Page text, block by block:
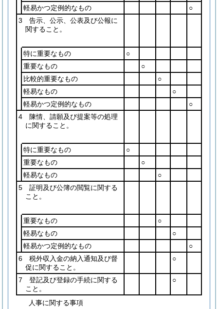
軽易かつ定例的なもの
○
3 告示、公示、公表及び公報に
関すること。
特に重要なもの
○
重要なもの
○
比較的重要なもの
○
軽易なもの
○
軽易かつ定例的なもの
○
4 陳情、請願及び提案等の処理
に関すること。
特に重要なもの
○
重要なもの
○
軽易なもの
○
5 証明及び公簿の閲覧に関する
こと。
重要なもの
○
軽易なもの
○
軽易かつ定例的なもの
○
6 税外収入金の納入通知及び督
促に関すること。
○
7 登記及び登録の手続に関する
こと。
○
人事に関する事項